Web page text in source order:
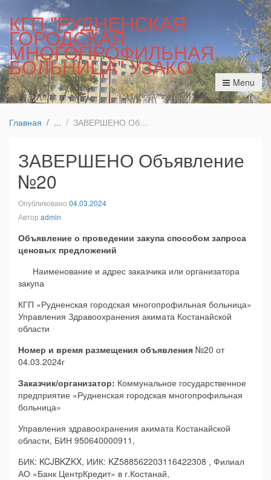
КГП "РУДНЕНСКАЯ
ГОРОДСКАЯ
МНОГОПРОФИЛЬНАЯ
БОЛЬНИЦА" УЗАКО
Menu
Главная ЗАВЕРШЕНО Объявление №20
ЗАВЕРШЕНО Объявление
№20
Опубликовано 04.03.2024
Автор admin
Объявление о проведении закупа способом запроса
ценовых предложений
Наименование и адрес заказчика или организатора
закупа
КГП «Рудненская городская многопрофильная больница»
Управления Здравоохранения акимата Костанайской
области
Номер и время размещения объявления №20 от
04.03.2024г
Заказчик/организатор: Коммунальное государственное
предприятие «Рудненская городская многопрофильная
больница»
Управления здравоохранения акимата Костанайской
области, БИН 950640000911,
БИК: KCJBKZKX, ИИК: KZ588562203116422308 , Филиал
АО «Банк ЦентрКредит» в г.Костанай,